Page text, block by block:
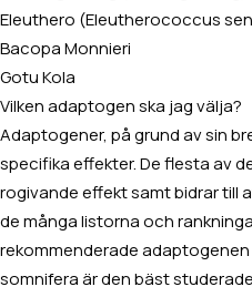
Eleuthero (Eleutherococcus
Bacopa Monnieri
Gotu Kola
Vilken adaptogen ska jag välja?
Adaptogener, på grund av sin
specifika effekter. De flesta av
rogivande effekt samt bidrar till
de många listorna och
rekommenderade
somnifera är den bäst